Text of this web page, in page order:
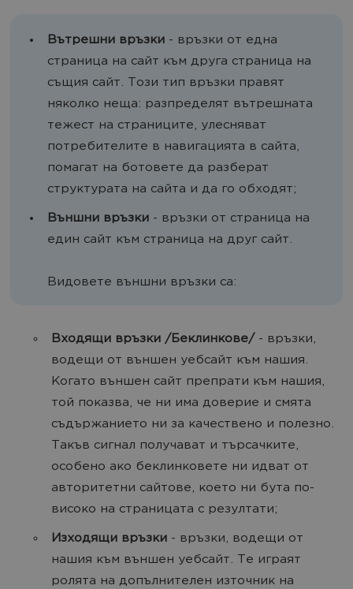
Вътрешни връзки - връзки от една
страница на сайт към друга страница на
същия сайт. Този тип връзки правят
няколко неща: разпределят вътрешната
тежест на страниците, улесняват
потребителите в навигацията в сайта,
помагат на ботовете да разберат
структурата на сайта и да го обходят;
Външни връзки - връзки от страница на
един сайт към страница на друг сайт.
Видовете външни връзки са:
Входящи връзки /Беклинкове/ - връзки,
водещи от външен уебсайт към нашия.
Когато външен сайт препрати към нашия,
той показва, че ни има доверие и смята
съдържанието ни за качествено и полезно.
Такъв сигнал получават и търсачките,
особено ако беклинковете ни идват от
авторитетни сайтове, което ни бута по-
високо на страницата с резултати;
Изходящи връзки - връзки, водещи от
нашия към външен уебсайт. Те играят
ролята на допълнителен източник на